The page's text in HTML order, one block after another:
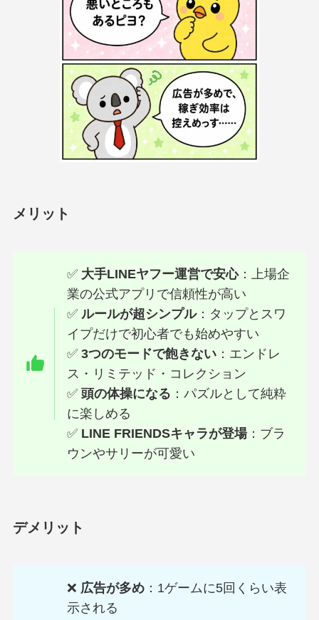
メリット
✅ 大手LINEヤフー運営で安心：上場企
業の公式アプリで信頼性が高い
✅ ルールが超シンプル：タップとスワ
イプだけで初心者でも始めやすい
✅3つのモードで飽きない ：エンドレ
ス・リミテッド・コレクション
✅頭の体操になる ：パズルとして純粋
に楽しめる
✅ LINE FRIENDSキャラが登場：ブラ
ウンやサリーが可愛い
デメリット
❌ 広告が多め ：1ゲームに5回くらい表
示される